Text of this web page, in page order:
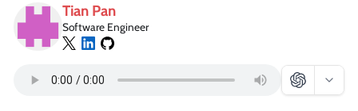
Tian Pan
Software Engineer